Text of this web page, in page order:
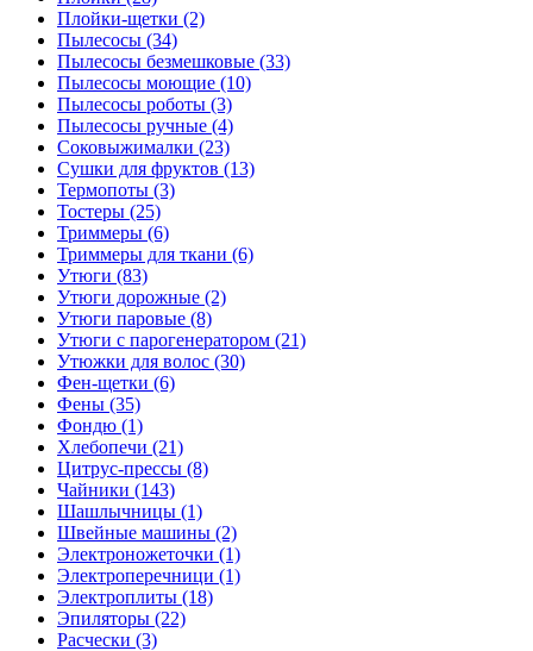
Плойки-щетки (2)
Пылесосы (34)
Пылесосы безмешковые (33)
Пылесосы моющие (10)
Пылесосы роботы (3)
Пылесосы ручные (4)
Соковыжималки (23)
Сушки для фруктов (13)
Термопоты (3)
Тостеры (25)
Триммеры (6)
Триммеры для ткани (6)
Утюги (83)
Утюги дорожные (2)
Утюги паровые (8)
Утюги с парогенератором (21)
Утюжки для волос (30)
Фен-щетки (6)
Фены (35)
Фондю (1)
Хлебопечи (21)
Цитрус-прессы (8)
Чайники (143)
Шашлычницы (1)
Швейные машины (2)
Электроножеточки (1)
Электроперечници (1)
Электроплиты (18)
Эпиляторы (22)
Расчески (3)